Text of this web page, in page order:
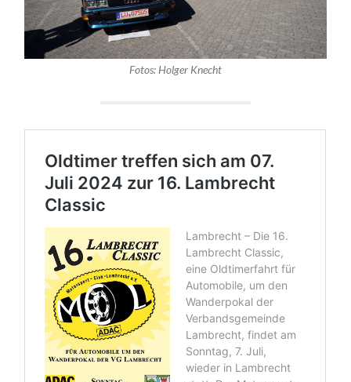
Fotos: Holger Knecht